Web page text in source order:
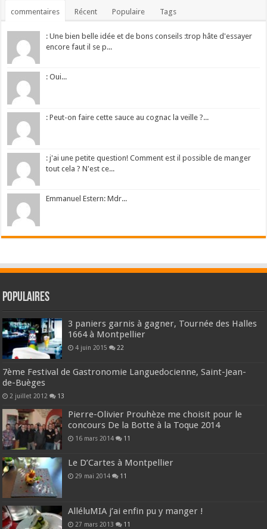
commentaires Récent Populaire Tags
: Une bien belle idée et de bons conseils :trop hâte d'essayer
encore faut il se p...
: Oui...
: Peut-on faire cette sauce au cognac la veille ?...
: j'ai une petite question! Comment est il possible de manger
tout cela ? N'est ce...
Emmanuel Estern: Mdr...
Populaires
3 paniers garnis à gagner, Tournée des Halles
1664 à Montpellier
4 juin 2015 22
7ème Festival de Gastronomie Languedocienne, Saint-Jean-
de-Buèges
2 juillet 2012 13
Pierre-Olivier Prouhèze me choisit pour le
concours De la Botte à la Toque 2014
16 mars 2014 11
Le D’Cartes à Montpellier
29 mai 2014 11
AlléluMIA j’ai enfin pu y manger !
27 mars 2013 11